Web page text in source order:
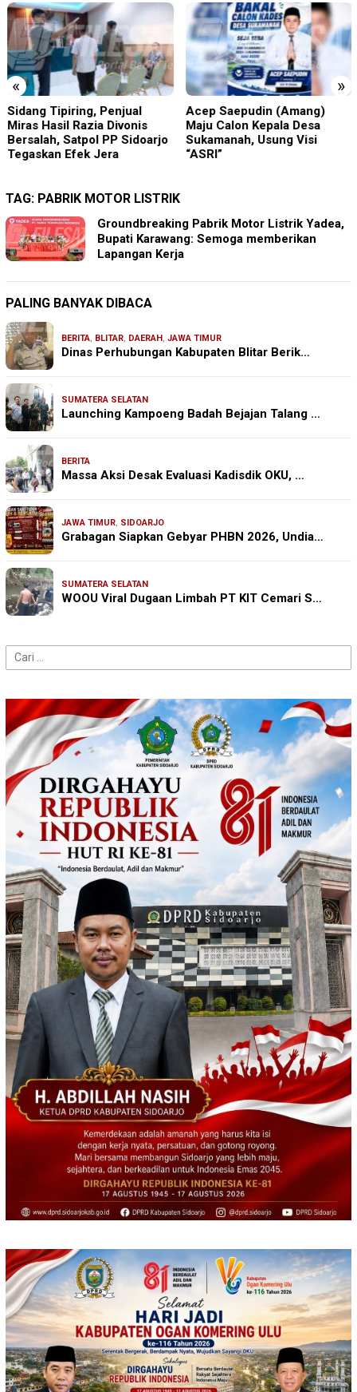
« »
Sidang Tipiring, Penjual
Miras Hasil Razia Divonis
Bersalah, Satpol PP Sidoarjo
Tegaskan Efek Jera
Acep Saepudin (Amang)
Maju Calon Kepala Desa
Sukamanah, Usung Visi
“ASRI”
TAG: PABRIK MOTOR LISTRIK
Groundbreaking Pabrik Motor Listrik Yadea,
Bupati Karawang: Semoga memberikan
Lapangan Kerja
PALING BANYAK DIBACA
BERITA, BLITAR, DAERAH , JAWA TIMUR
Dinas Perhubungan Kabupaten Blitar Berik…
SUMATERA SELATAN
Launching Kampoeng Badah Bejajan Talang …
BERITA
Massa Aksi Desak Evaluasi Kadisdik OKU, …
JAWA TIMUR, SIDOARJO
Grabagan Siapkan Gebyar PHBN 2026, Undia…
SUMATERA SELATAN
WOOU Viral Dugaan Limbah PT KIT Cemari S…
Cari
untuk: